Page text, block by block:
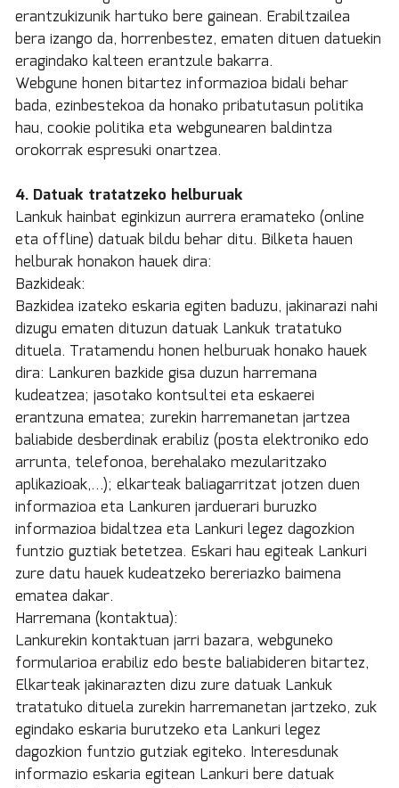
erantzukizunik hartuko bere gainean. Erabiltzailea
bera izango da, horrenbestez, ematen dituen datuekin
eragindako kalteen erantzule bakarra.
Webgune honen bitartez informazioa bidali behar
bada, ezinbestekoa da honako pribatutasun politika
hau, cookie politika eta webgunearen baldintza
orokorrak espresuki onartzea.
4. Datuak tratatzeko helburuak
Lankuk hainbat eginkizun aurrera eramateko (online
eta offline) datuak bildu behar ditu. Bilketa hauen
helburak honakon hauek dira:
Bazkideak:
Bazkidea izateko eskaria egiten baduzu, jakinarazi nahi
dizugu ematen dituzun datuak Lankuk tratatuko
dituela. Tratamendu honen helburuak honako hauek
dira: Lankuren bazkide gisa duzun harremana
kudeatzea; jasotako kontsultei eta eskaerei
erantzuna ematea; zurekin harremanetan jartzea
baliabide desberdinak erabiliz (posta elektroniko edo
arrunta, telefonoa, berehalako mezularitzako
aplikazioak,…); elkarteak baliagarritzat jotzen duen
informazioa eta Lankuren jarduerari buruzko
informazioa bidaltzea eta Lankuri legez dagozkion
funtzio guztiak betetzea. Eskari hau egiteak Lankuri
zure datu hauek kudeatzeko bereriazko baimena
ematea dakar.
Harremana (kontaktua):
Lankurekin kontaktuan jarri bazara, webguneko
formularioa erabiliz edo beste baliabideren bitartez,
Elkarteak jakinarazten dizu zure datuak Lankuk
tratatuko dituela zurekin harremanetan jartzeko, zuk
egindako eskaria burutzeko eta Lankuri legez
dagozkion funtzio gutziak egiteko. Interesdunak
informazio eskaria egitean Lankuri bere datuak